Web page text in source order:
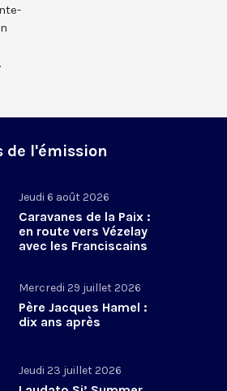
de l'émission
Jeudi 6 août 2026
Caravanes de la Paix :
en route vers Vézelay
avec les Franciscains
Mercredi 29 juillet 2026
Père Jacques Hamel :
dix ans après
Jeudi 23 juillet 2026